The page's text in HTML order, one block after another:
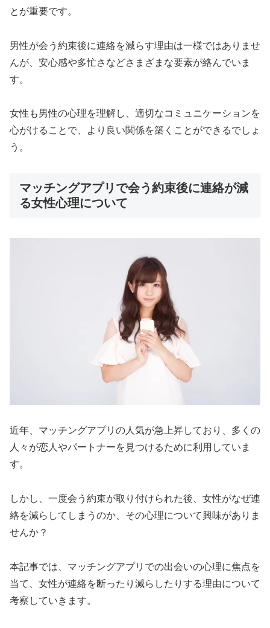
とが重要です。
男性が会う約束後に連絡を減らす理由は一様ではありませ
んが、安心感や多忙さなどさまざまな要素が絡んでいま
す。
女性も男性の心理を理解し、適切なコミュニケーションを
心がけることで、より良い関係を築くことができるでしょ
う。
マッチングアプリで会う約束後に連絡が減
る女性心理について
近年、マッチングアプリの人気が急上昇しており、多くの
人々が恋人やパートナーを見つけるために利用していま
す。
しかし、一度会う約束が取り付けられた後、女性がなぜ連
絡を減らしてしまうのか、その心理について興味がありま
せんか？
本記事では、マッチングアプリでの出会いの心理に焦点を
当て、女性が連絡を断ったり減らしたりする理由について
考察していきます。